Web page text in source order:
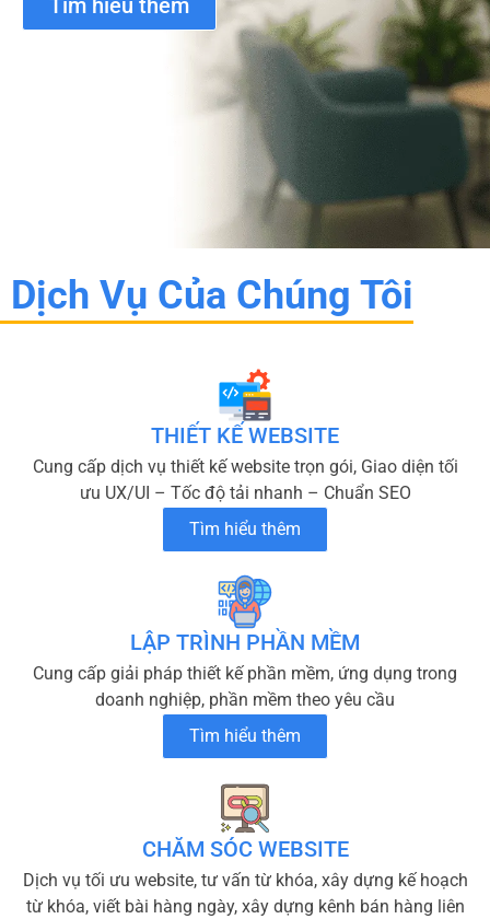
Tìm hiểu thêm
Dịch Vụ Của Chúng Tôi
THIẾT KẾ WEBSITE
Cung cấp dịch vụ thiết kế website trọn gói, Giao diện tối
ưu UX/UI – Tốc độ tải nhanh – Chuẩn SEO
Tìm hiểu thêm
LẬP TRÌNH PHẦN MỀM
Cung cấp giải pháp thiết kế phần mềm, ứng dụng trong
doanh nghiệp, phần mềm theo yêu cầu
Tìm hiểu thêm
CHĂM SÓC WEBSITE
Dịch vụ tối ưu website, tư vấn từ khóa, xây dựng kế hoạch
từ khóa, viết bài hàng ngày, xây dựng kênh bán hàng liên